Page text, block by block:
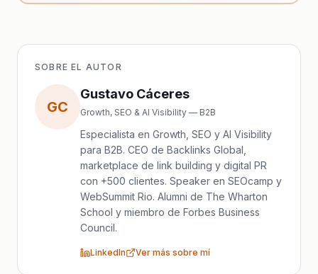
SOBRE EL AUTOR
GC
Gustavo Cáceres
Growth, SEO & AI Visibility — B2B
Especialista en Growth, SEO y AI Visibility
para B2B. CEO de Backlinks Global,
marketplace de link building y digital PR
con +500 clientes. Speaker en SEOcamp y
WebSummit Rio. Alumni de The Wharton
School y miembro de Forbes Business
Council.
LinkedIn Ver más sobre mí